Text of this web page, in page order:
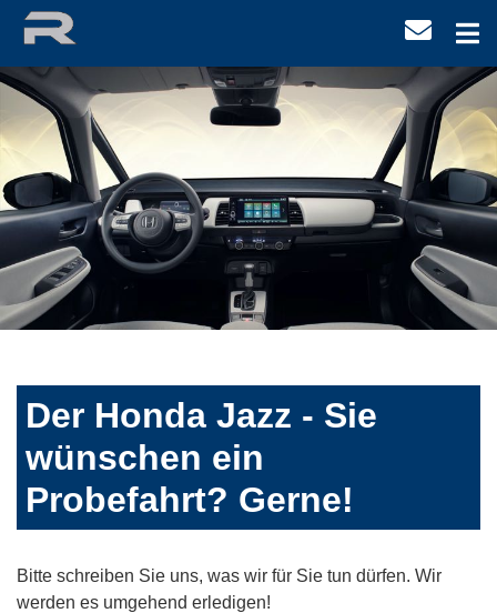
Der Honda Jazz - Sie
wünschen ein
Probefahrt? Gerne!
Bitte schreiben Sie uns, was wir für Sie tun dürfen. Wir
werden es umgehend erledigen!